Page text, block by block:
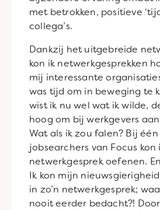
met betrokken, positieve
collega’s.
Dankzij het uitgebreide
kon ik netwerkgesprekken
mij interessante
was tijd om in beweging te
wist ik nu wel wat ik wilde,
hoog om bij werkgevers
Wat als ik zou falen? Bij
jobsearchers van Focus kon
netwerkgesprek oefenen.
Ik kon mijn
in zo’n netwerkgesprek;
nooit eerder bedacht?!